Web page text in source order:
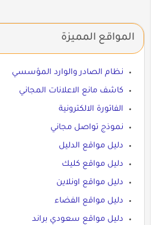
المواقع المميزة
نظام الصادر والوارد المؤسسي
كاشف مانع الاعلانات المجاني
الفاتورة الالكترونية
نموذج تواصل مجاني
دليل مواقع الدليل
دليل مواقع كليك
دليل مواقع اونلاين
دليل مواقع الفضاء
دليل مواقع سعودي براند